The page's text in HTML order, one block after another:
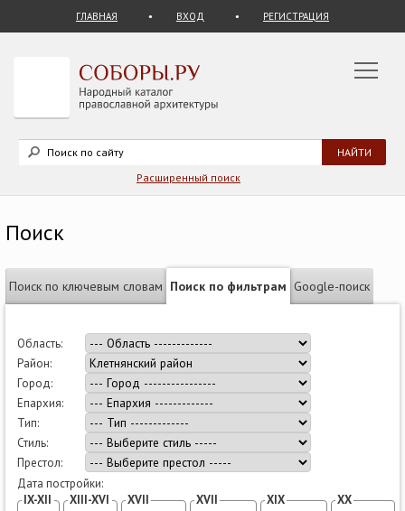
ГЛАВНАЯ ВХОД РЕГИСТРАЦИЯ
Расширенный поиск
Поиск
Поиск по ключевым словам Поиск по фильтрам Google-поиск
Область:
Район:
Город:
Епархия:
Тип:
Стиль:
Престол:
Дата постройки:
IX-XII
XIII-XVI
XVII
XVII
XIX
XX